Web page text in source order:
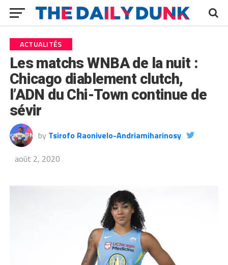
ACTUALITÉS
Les matchs WNBA de la nuit :
Chicago diablement clutch,
l’ADN du Chi-Town continue de
sévir
by Tsirofo Raonivelo-Andriamiharinosy
août 2, 2020